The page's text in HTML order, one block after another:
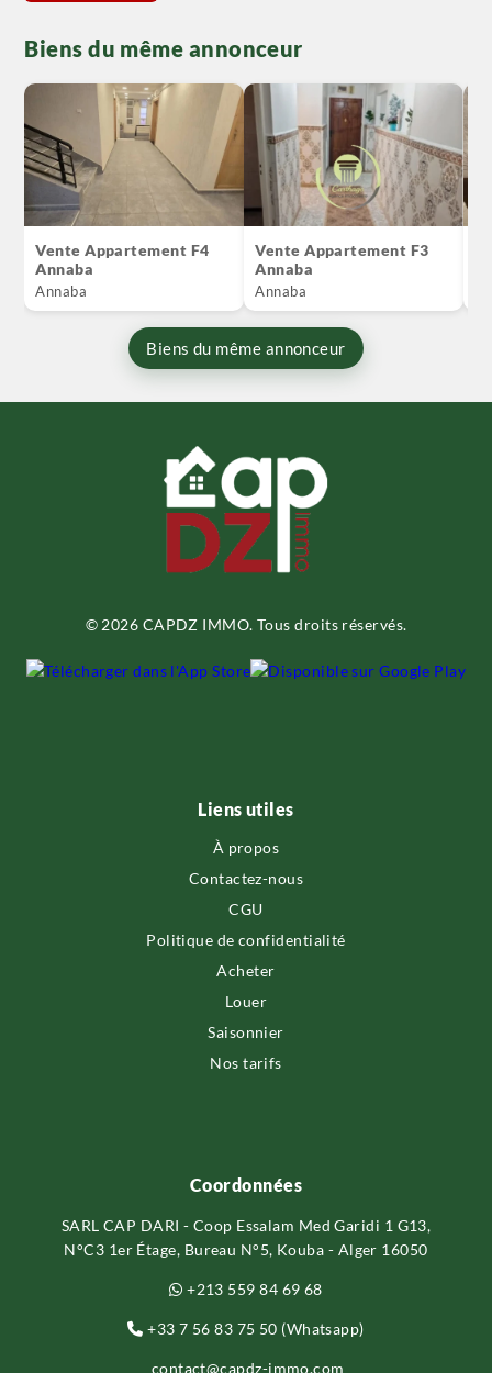
Biens du même annonceur
Vente Appartement F4
Annaba
Annaba
Vente Appartement F3
Annaba
Annaba
Biens du même annonceur
© 2026 CAPDZ IMMO. Tous droits réservés.
Liens utiles
À propos
Contactez-nous
CGU
Politique de confidentialité
Acheter
Louer
Saisonnier
Nos tarifs
Coordonnées
SARL CAP DARI - Coop Essalam Med Garidi 1 G13,
N°C3 1er Étage, Bureau N°5, Kouba - Alger 16050
+213 559 84 69 68
+33 7 56 83 75 50 (Whatsapp)
contact@capdz-immo.com